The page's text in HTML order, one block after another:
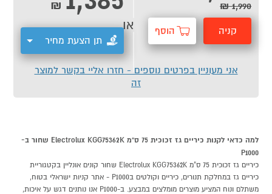
1,990 ₪
קניה הוסף
₪
תן הצעת מחיר
או
אני מעוניין בפרטים נוספים - חזרו אליי בקשר למוצר
זה
למה כדאי לקנות כיריים גז זכוכית 75 ס"מ Electrolux KGG75362K שחור ב-
P1000
כיריים גז זכוכית 75 ס"מ Electrolux KGG75362K שחור קונים אונליין בקטגוריית
כיריים גז במחלקת תנורים, כיריים וקולטים בP1000 - אתר קניות ישראלי בטוח,
משתלם ונוח המציע מוצרים מומלצים במבצע. ב-P1000 אנו נותנים דגש על איכות,